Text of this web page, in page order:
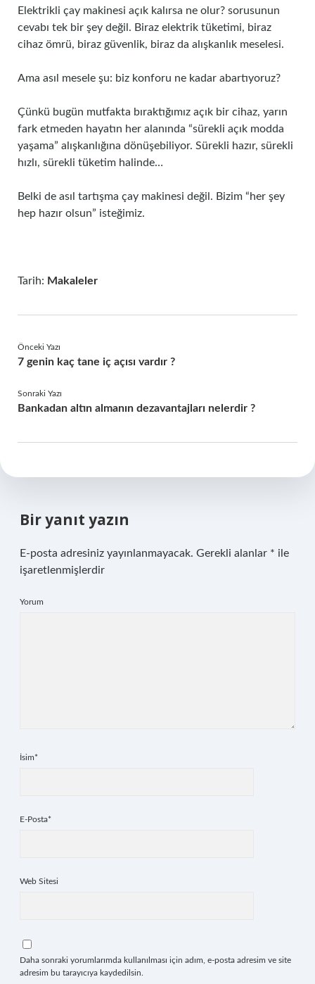
Elektrikli çay makinesi açık kalırsa ne olur? sorusunun
cevabı tek bir şey değil. Biraz elektrik tüketimi, biraz
cihaz ömrü, biraz güvenlik, biraz da alışkanlık meselesi.
Ama asıl mesele şu: biz konforu ne kadar abartıyoruz?
Çünkü bugün mutfakta bıraktığımız açık bir cihaz, yarın
fark etmeden hayatın her alanında “sürekli açık modda
yaşama” alışkanlığına dönüşebiliyor. Sürekli hazır, sürekli
hızlı, sürekli tüketim halinde…
Belki de asıl tartışma çay makinesi değil. Bizim “her şey
hep hazır olsun” isteğimiz.
Tarih: Makaleler
Önceki Yazı
7 genin kaç tane iç açısı vardır ?
Sonraki Yazı
Bankadan altın almanın dezavantajları nelerdir ?
Bir yanıt yazın
E-posta adresiniz yayınlanmayacak. Gerekli alanlar * ile
işaretlenmişlerdir
Yorum
İsim*
E-Posta*
Web Sitesi
Daha sonraki yorumlarımda kullanılması için adım, e-posta adresim ve site
adresim bu tarayıcıya kaydedilsin.